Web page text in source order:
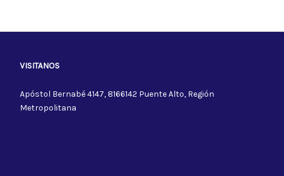
VISITANOS
Apóstol Bernabé 4147, 8166142 Puente Alto, Región
Metropolitana